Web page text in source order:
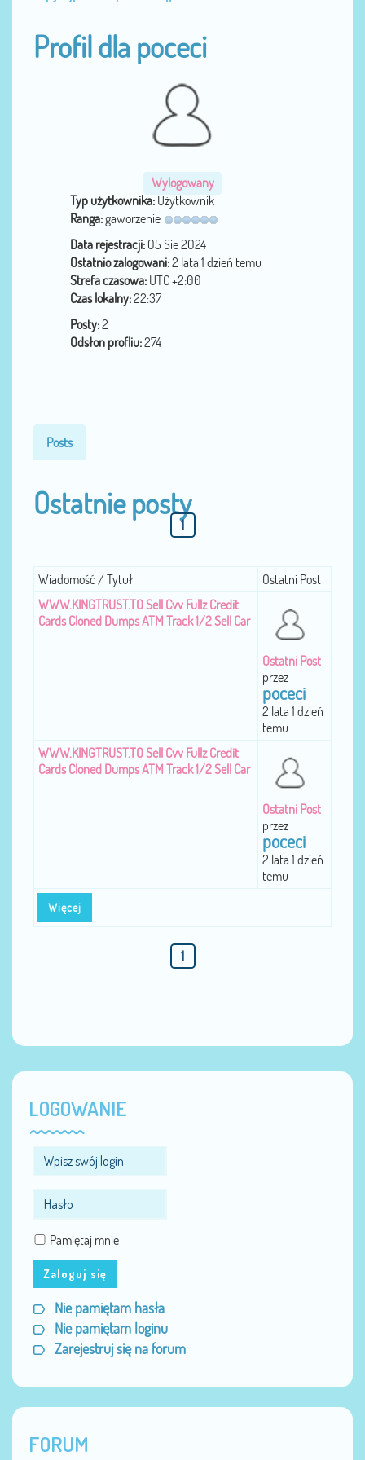
Profil dla poceci
Wylogowany
Typ użytkownika: Użytkownik
Ranga:gaworzenie
Data rejestracji: 05 Sie 2024
Ostatnio zalogowani:2 lata 1 dzień temu
Strefa czasowa: UTC +2:00
Czas lokalny:22:37
Posty:2
Odsłon profliu:274
Posts
Ostatnie posty
1
Wiadomość / Tytuł Ostatni Post
Więcej
WWW.KINGTRUST.TO Sell Cvv Fullz Credit
Cards Cloned Dumps ATM Track 1/2 Sell Car
Ostatni Post
przez
poceci
2 lata 1 dzień
temu
WWW.KINGTRUST.TO Sell Cvv Fullz Credit
Cards Cloned Dumps ATM Track 1/2 Sell Car
Ostatni Post
przez
poceci
2 lata 1 dzień
temu
1
LOGOWANIE
Pamiętaj mnie
Zaloguj się
Nie pamiętam hasła
Nie pamiętam loginu
Zarejestruj się na forum
FORUM